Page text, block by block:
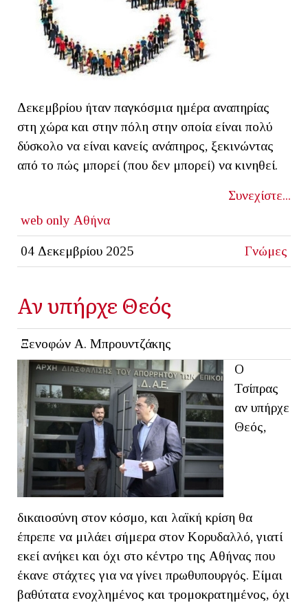
Δεκεμβρίου ήταν παγκόσμια ημέρα αναπηρίας
στη χώρα και στην πόλη στην οποία είναι πολύ
δύσκολο να είναι κανείς ανάπηρος, ξεκινώντας
από το πώς μπορεί (που δεν μπορεί) να κινηθεί.
Συνεχίστε...
web only Αθήνα
04 Δεκεμβρίου 2025 Γνώμες
Αν υπήρχε Θεός
Ξενοφών Α. Μπρουντζάκης
Ο
Τσίπρας
αν υπήρχε
Θεός,
δικαιοσύνη στον κόσμο, και λαϊκή κρίση θα
έπρεπε να μιλάει σήμερα στον Κορυδαλλό, γιατί
εκεί ανήκει και όχι στο κέντρο της Αθήνας που
έκανε στάχτες για να γίνει πρωθυπουργός. Είμαι
βαθύτατα ενοχλημένος και τρομοκρατημένος, όχι